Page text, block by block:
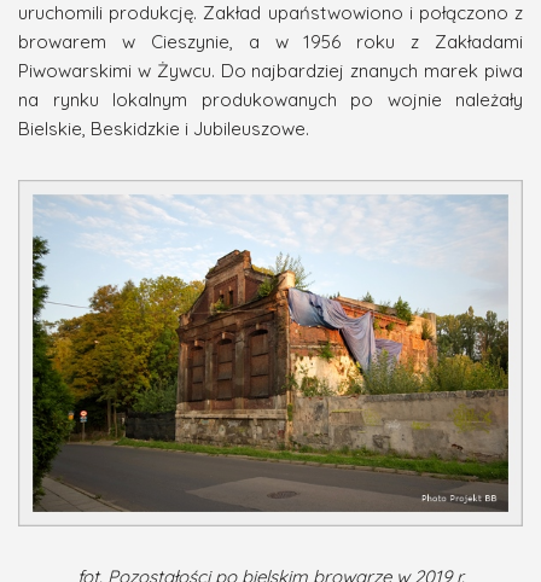
uruchomili produkcję. Zakład upaństwowiono i połączono z
browarem w Cieszynie, a w 1956 roku z Zakładami
Piwowarskimi w Żywcu. Do najbardziej znanych marek piwa
na rynku lokalnym produkowanych po wojnie należały
Bielskie, Beskidzkie i Jubileuszowe.
fot. Pozostałości po bielskim browarze w 2019 r.